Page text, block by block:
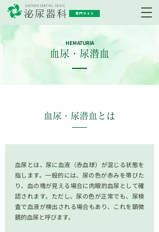
HEMATURIA
血尿・尿潜血
血尿・尿潜血とは
血尿とは、尿に血液（赤血球）が混じる状態を
指します。一般的には、尿の色が赤みを帯びた
り、血の塊が見える場合に肉眼的血尿として確
認されます。ただし、尿の色が正常でも、尿検
査で血液が検出される場合もあり、これを顕微
鏡的血尿と呼びます。